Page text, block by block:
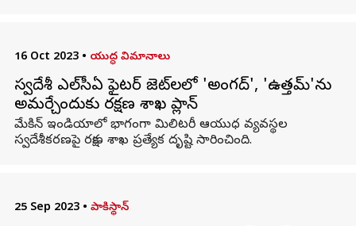
16 Oct 2023 • యుద్ధ విమానాలు
స్వదేశీ ఎల్‌సీఏ ఫైటర్ జెట్‌లలో 'అంగద్', 'ఉత్తమ్'ను
అమర్చేందుకు రక్షణ శాఖ ప్లాన్
మేకిన్ ఇండియాలో భాగంగా మిలిటరీ ఆయుధ వ్యవస్థల
స్వదేశీకరణపై రక్షణ శాఖ ప్రత్యేక దృష్టి సారించింది.
25 Sep 2023 • పాకిస్థాన్